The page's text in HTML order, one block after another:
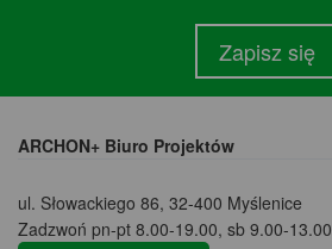
Zapisz się
ARCHON+ Biuro Projektów
ul. Słowackiego 86, 32-400 Myślenice
Zadzwoń pn-pt 8.00-19.00, sb 9.00-13.00